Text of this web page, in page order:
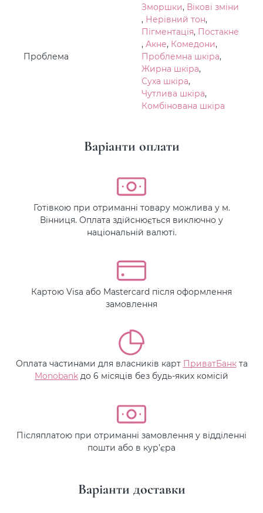
Проблема
Зморшки, Вікові зміни
, Нерівний тон,
Пігментація, Постакне
, Акне, Комедони,
Проблемна шкіра,
Жирна шкіра,
Суха шкіра,
Чутлива шкіра,
Комбінована шкіра
Варіанти оплати
Готівкою при отриманні товару можлива у м.
Вінниця. Оплата здійснюється виключно у
національній валюті.
Картою Visa або Mastercard після оформлення
замовлення
Оплата частинами для власників карт ПриватБанкта
Monobank до 6 місяців без будь-яких комісій
Післяплатою при отриманні замовлення у відділенні
пошти або в кур’єра
Варіанти доставки